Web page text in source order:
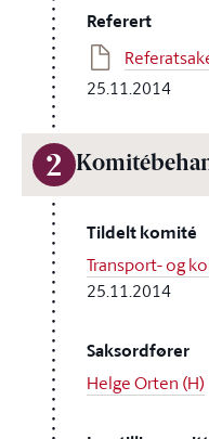
Referert
25.11.2014
2
Tildelt komité
Transport- og
25.11.2014
Saksordfører
Helge Orten (H)